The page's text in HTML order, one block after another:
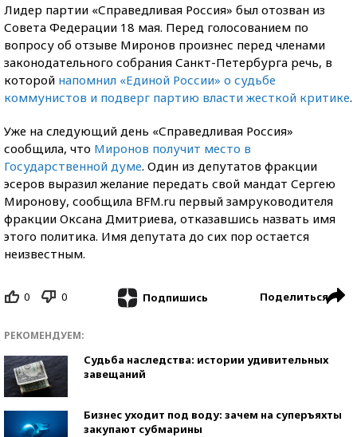
Лидер партии «Справедливая Россия» был отозван из
Совета Федерации 18 мая. Перед голосованием по
вопросу об отзыве Миронов произнес перед членами
законодательного собрания Санкт-Петербурга речь, в
которой напомнил «Единой России» о судьбе
коммунистов и подверг партию власти жесткой критике.
Уже на следующий день «Справедливая Россия»
сообщила, что Миронов получит место в
Государственной думе. Один из депутатов фракции
эсеров выразил желание передать свой мандат Сергею
Миронову, сообщила BFM.ru первый замруководителя
фракции Оксана Дмитриева, отказавшись назвать имя
этого политика. Имя депутата до сих пор остается
неизвестным.
0 0 Подпишись Поделиться
РЕКОМЕНДУЕМ:
Судьба наследства: истории удивительных
завещаний
Бизнес уходит под воду: зачем на суперъяхты
закупают субмарины